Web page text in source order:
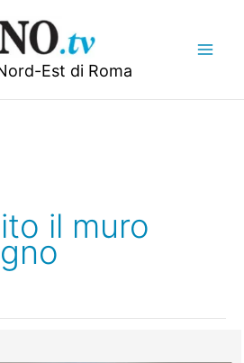
Est di Roma
il muro